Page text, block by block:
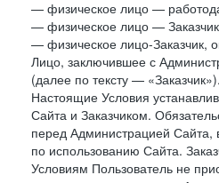
— физическое лицо —
— физическое лицо —
— физическое лицо-Заказчик,
Лицо, заключившее с
(далее по тексту — «Заказчик»).
Настоящие Условия
Сайта и Заказчиком.
перед Администрацией Сайта,
по использованию Сайта.
Условиям Пользователь не